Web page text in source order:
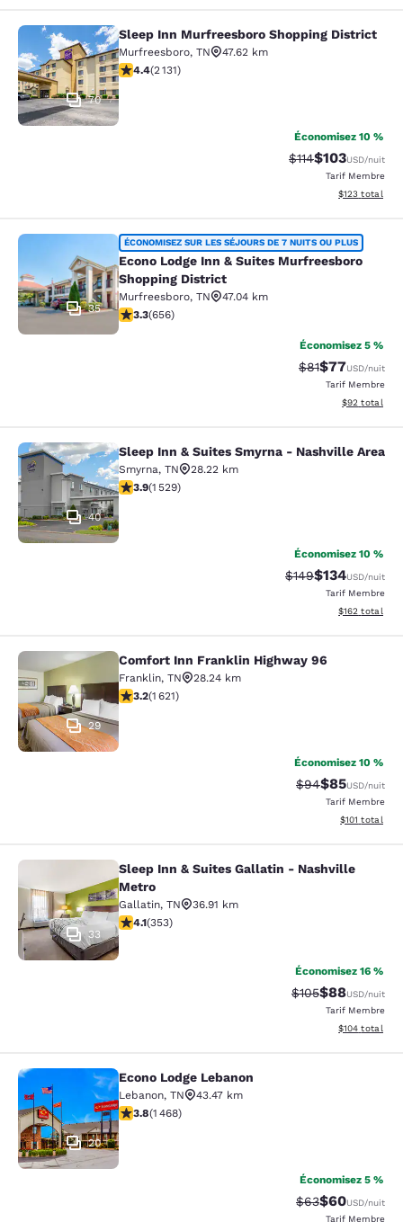
Sleep Inn Murfreesboro Shopping
70
Sleep Inn Murfreesboro Shopping District
Murfreesboro, TN
47.62 km
4.41 étoiles. Excellent. 2131 commentaires
4.4(2 131)
Économisez 10 %
Tarif barré :
$114Tarif réduit :
$103USD/nuit
Tarif Membre
Afficher les
$123 total
Econo Lodge Inn & Suites
35
ÉCONOMISEZ SUR LES SÉJOURS DE 7 NUITS OU PLUS
Econo Lodge Inn & Suites Murfreesboro
Shopping District
Murfreesboro, TN
47.04 km
3.29 étoiles. Bien. 656 commentaires
3.3(656)
Économisez 5 %
Tarif barré :
$81Tarif réduit :
$77USD/nuit
Tarif Membre
Afficher les
$92 total
Sleep Inn & Suites Smyrna -
40
Sleep Inn & Suites Smyrna - Nashville Area
Smyrna, TN
28.22 km
3.91 étoiles. Bien. 1529 commentaires
3.9(1 529)
Économisez 10 %
Tarif barré :
$149Tarif réduit :
$134USD/nuit
Tarif Membre
Afficher les
$162 total
Comfort Inn Franklin Highway 96
29
Comfort Inn Franklin Highway 96
Franklin, TN
28.24 km
3.18 étoiles. Bien. 1621 commentaires
3.2(1 621)
Économisez 10 %
Tarif barré :
$94Tarif réduit :
$85USD/nuit
Tarif Membre
Afficher les
$101 total
Sleep Inn & Suites Gallatin -
33
Sleep Inn & Suites Gallatin - Nashville
Metro
Gallatin, TN
36.91 km
4.08 étoiles. Très Bien. 353 commentaires
4.1(353)
Économisez 16 %
Tarif barré :
$105Tarif réduit :
$88USD/nuit
Tarif Membre
Afficher les
$104 total
Econo Lodge Lebanon
20
Econo Lodge Lebanon
Lebanon, TN
43.47 km
3.76 étoiles. Bien. 1468 commentaires
3.8(1 468)
Économisez 5 %
Tarif barré :
$63Tarif réduit :
$60USD/nuit
Tarif Membre